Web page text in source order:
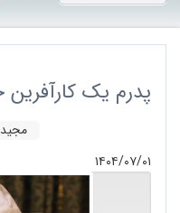
پدرم یک
۱۴۰۴/۰۷/۰۱